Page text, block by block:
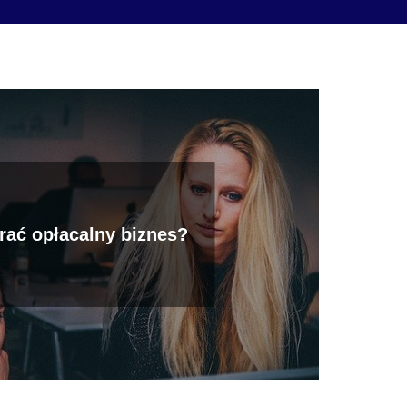
opłacalny biznes?